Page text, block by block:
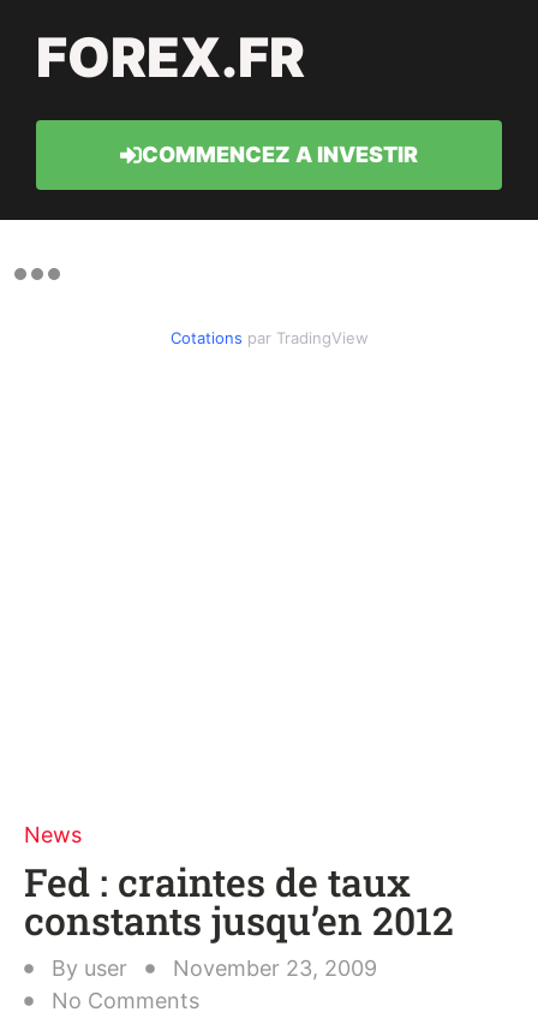
FOREX.FR
COMMENCEZ A INVESTIR
Cotations par TradingView
News
Fed : craintes de taux
constants jusqu’en 2012
By user
November 23, 2009
No Comments